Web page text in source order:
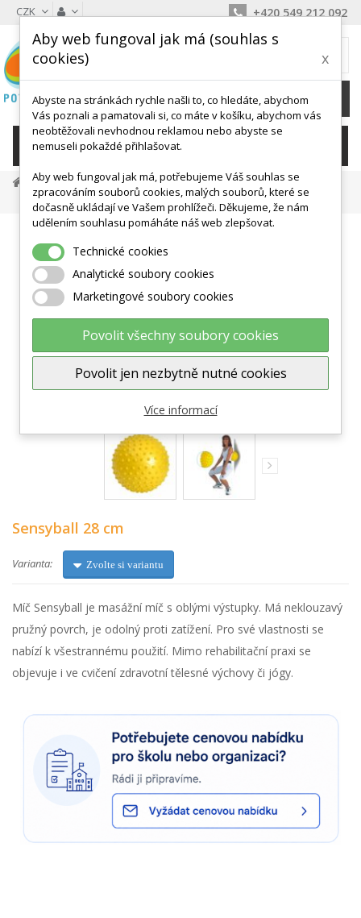
CZK +420 549 212 092
0 Kč
KATEGORIE
Masáž A Antistress
Relax A Antistress
Sensyball 28 Cm
Zobrazit větší
Sensyball 28 cm
Varianta: Zvolte si variantu
Míč Sensyball je masážní míč s oblými výstupky. Má neklouzavý
pružný povrch, je odolný proti zatížení. Pro své vlastnosti se
nabízí k všestrannému použití. Mimo rehabilitační praxi se
objevuje i ve cvičení zdravotní tělesné výchovy či jógy.
Aby web fungoval jak má (souhlas s
cookies)
x
Abyste na stránkách rychle našli to, co hledáte, abychom
Vás poznali a pamatovali si, co máte v košíku, abychom vás
neobtěžovali nevhodnou reklamou nebo abyste se
nemuseli pokaždé přihlašovat.
Aby web fungoval jak má, potřebujeme Váš souhlas se
zpracováním souborů cookies, malých souborů, které se
dočasně ukládají ve Vašem prohlížeči. Děkujeme, že nám
udělením souhlasu pomáháte náš web zlepšovat.
Technické cookies
Analytické soubory cookies
Marketingové soubory cookies
Povolit všechny soubory cookies
Povolit jen nezbytně nutné cookies
Více informací